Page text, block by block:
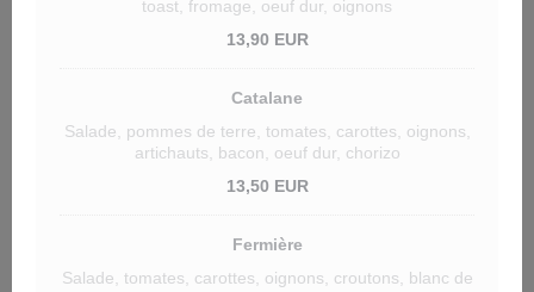
toast, fromage, oeuf dur, oignons
13,90 EUR
Catalane
Salade, pommes de terre, tomates, carottes, oignons,
artichauts, bacon, oeuf dur, chorizo
13,50 EUR
Fermière
Salade, tomates, carottes, oignons, croutons, blanc de